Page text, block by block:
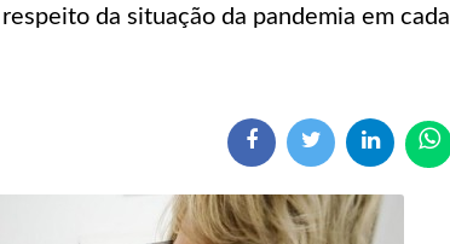
da situação da pandemia em cada